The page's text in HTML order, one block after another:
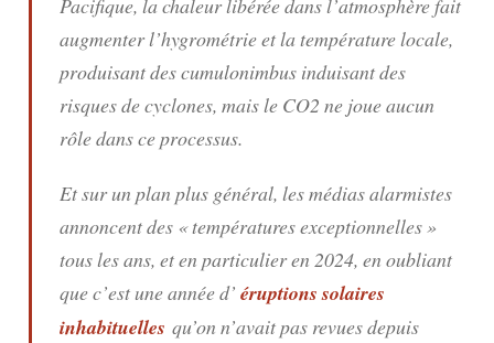
augmenter l’hygrométrie et la température locale,
produisant des cumulonimbus induisant des
risques de cyclones, mais le CO2 ne joue aucun
rôle dans ce processus.
Et sur un plan plus général, les médias alarmistes
annoncent des « températures exceptionnelles »
tous les ans, et en particulier en 2024, en oubliant
que c’est une année d’ éruptions solaires
inhabituelles qu’on n’avait pas revues depuis